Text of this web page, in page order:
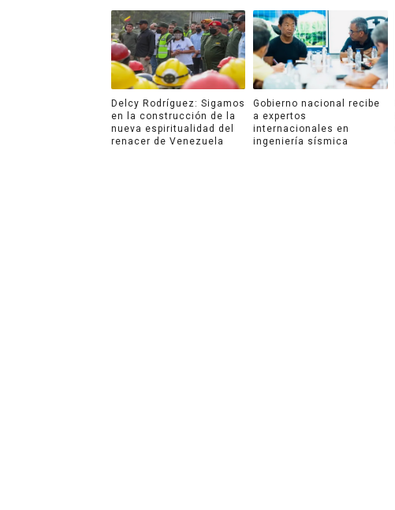
Delcy Rodríguez: Sigamos
en la construcción de la
nueva espiritualidad del
renacer de Venezuela
Gobierno nacional recibe
a expertos
internacionales en
ingeniería sísmica